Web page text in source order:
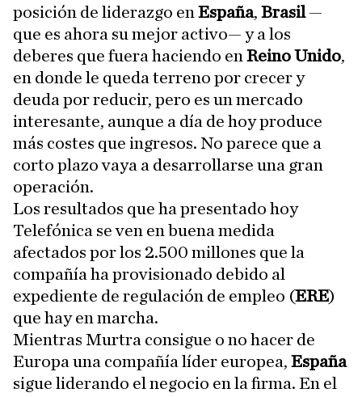
posición de liderazgo en España, Brasil—
que es ahora su mejor activo— y a los
deberes que fuera haciendo en Reino Unido,
en donde le queda terreno por crecer y
deuda por reducir, pero es un mercado
interesante, aunque a día de hoy produce
más costes que ingresos. No parece que a
corto plazo vaya a desarrollarse una gran
operación.
Los resultados que ha presentado hoy
Telefónica se ven en buena medida
afectados por los 2.500 millones que la
compañía ha provisionado debido al
expediente de regulación de empleo (ERE)
que hay en marcha.
Mientras Murtra consigue o no hacer de
Europa una compañía líder europea, España
sigue liderando el negocio en la firma. En el